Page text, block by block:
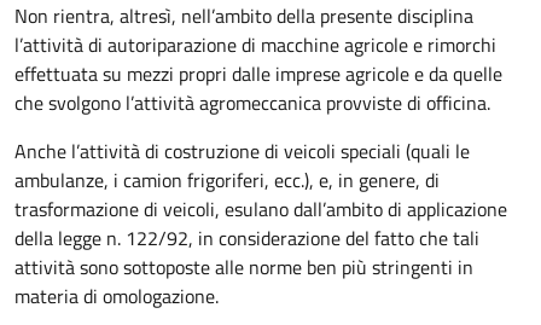
Non rientra, altresì, nell’ambito della presente disciplina
l’attività di autoriparazione di macchine agricole e rimorchi
effettuata su mezzi propri dalle imprese agricole e da quelle
che svolgono l’attività agromeccanica provviste di officina.
Anche l’attività di costruzione di veicoli speciali (quali le
ambulanze, i camion frigoriferi, ecc.), e, in genere, di
trasformazione di veicoli, esulano dall’ambito di applicazione
della legge n. 122/92, in considerazione del fatto che tali
attività sono sottoposte alle norme ben più stringenti in
materia di omologazione.